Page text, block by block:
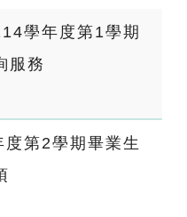
學年度第1學期
服務
度第2學期畢業生